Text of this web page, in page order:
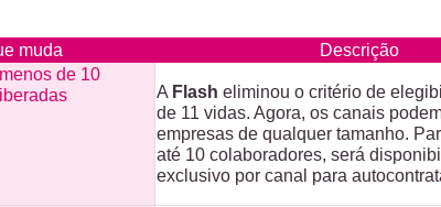
muda
Descrição
de 10
A Flash eliminou o critério de
de 11 vidas. Agora, os canais
empresas de qualquer tamanho.
até 10 colaboradores, será
exclusivo por canal para